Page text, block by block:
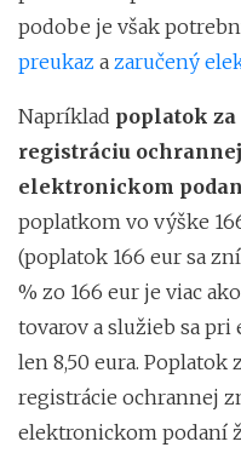
podobe je však
preukaz a zaručený
Napríklad poplatok za
registráciu
elektronickom
poplatkom vo výške
(poplatok 166 eur sa
% zo 166 eur je viac
tovarov a služieb sa
len 8,50 eura.
registrácie ochrannej
elektronickom podaní